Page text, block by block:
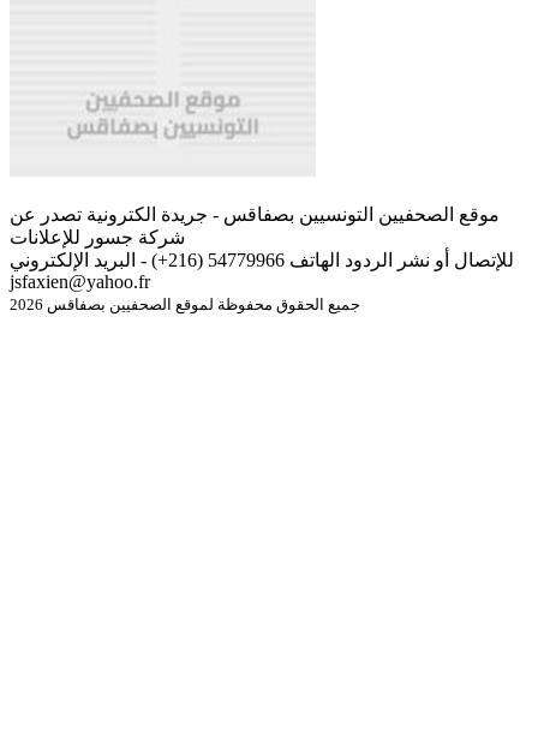
موقع الصحفيين التونسيين بصفاقس - جريدة الكترونية تصدر عن
شركة جسور للإعلانات
للإتصال أو نشر الردود الهاتف 54779966 (216+) - البريد الإلكتروني
jsfaxien@yahoo.fr
جميع الحقوق محفوظة لموقع الصحفيين بصفاقس 2026